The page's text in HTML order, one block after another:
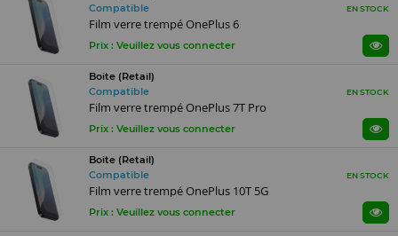
Compatible
EN STOCK
Film verre trempé OnePlus 6
Prix : Veuillez vous connecter
Boite (Retail)
Compatible
EN STOCK
Film verre trempé OnePlus 7T Pro
Prix : Veuillez vous connecter
Boite (Retail)
Compatible
EN STOCK
Film verre trempé OnePlus 10T 5G
Prix : Veuillez vous connecter